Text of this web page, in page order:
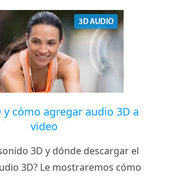
y cómo agregar audio 3D a
video
3D y dónde descargar el
3D? Le mostraremos cómo